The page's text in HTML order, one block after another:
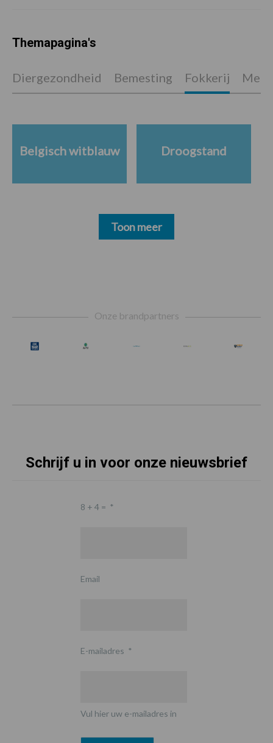
Themapagina's
Diergezondheid Bemesting Fokkerij
Belgisch witblauw Droogstand
Toon meer
Onze brandpartners
Schrijf u in voor onze nieuwsbrief
8 + 4 = *
Email
E-mailadres *
Vul hier uw e-mailadres in